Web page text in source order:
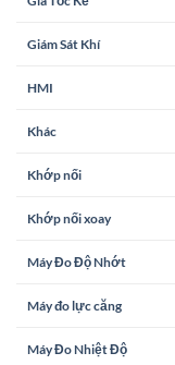
Giám Sát Khí
HMI
Khác
Khớp nối
Khớp nối xoay
Máy Đo Độ Nhớt
Máy đo lực căng
Máy Đo Nhiệt Độ